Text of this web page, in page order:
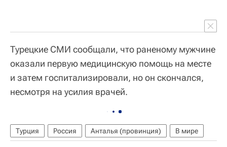
Турецкие СМИ сообщали, что раненому мужчине
оказали первую медицинскую помощь на месте
и затем госпитализировали, но он скончался,
несмотря на усилия врачей.
Турция Россия Анталья (провинция) В мире